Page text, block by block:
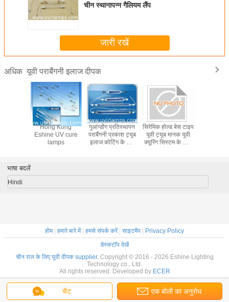
चीन स्थानापन्न गैलियम लैंप
जारी रखें
अधिक यूवी पराबैंगनी इलाज दीपक
Hong Kong
Eshine UV cure
lamps
गुआंग्डोंग प्रतिस्थापन
पराबैंगनी प्रकाश ट्यूब
इलाज कोटिंग के लिए
सिरेमिक होल्ड बेस टाइप
यूवी ट्यूब मानक यूवी
क्यूरिंग सिस्टम के साथ
चैट एक बोली का अनुरोध
भाषा बदलें
Hindi
होम| हमारे बारे में| हमसे संपर्क करें| साइटमैप | Privacy Policy
डेस्कटॉप देखें
चीन राल के लिए यूवी दीपक supplier. Copyright © 2016 - 2026 Eshine Lighting
Technology co., Ltd.
All rights reserved. Developed by ECER